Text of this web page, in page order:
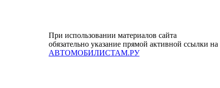
При использовании материалов сайта
обязательно указание прямой активной ссылки на
АВТОМОБИЛИСТАМ.РУ